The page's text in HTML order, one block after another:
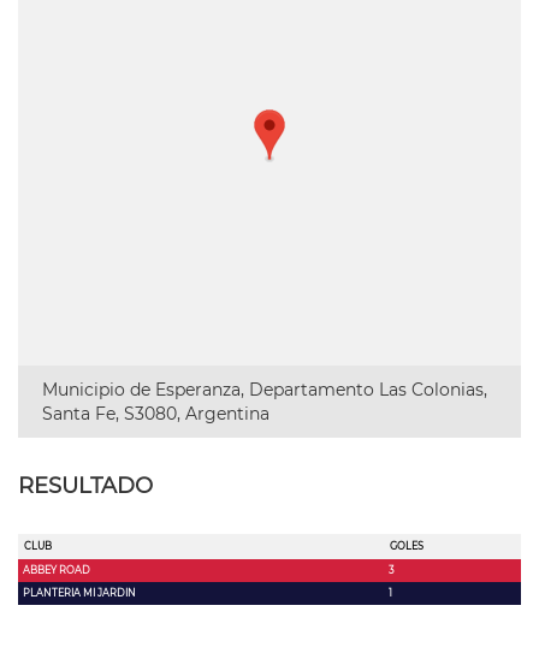
Municipio de Esperanza, Departamento Las Colonias,
Santa Fe, S3080, Argentina
RESULTADO
CLUB
GOLES
ABBEY ROAD
3
PLANTERIA MI JARDIN
1